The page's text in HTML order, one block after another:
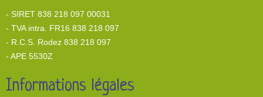
- SIRET 838 218 097 00031
- TVA intra. FR16 838 218 097
- R.C.S. Rodez 838 218 097
- APE 5530Z
Informations légales